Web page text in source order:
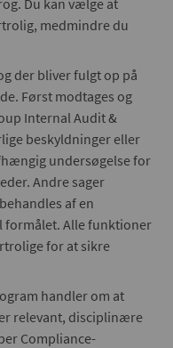
Du kan vælge at
medmindre du
der bliver fulgt op på
Først modtages og
Internal Audit &
beskyldninger eller
undersøgelse for
Andre sager
af en
Alle funktioner
for at sikre
handler om at
relevant, disciplinære
Compliance-